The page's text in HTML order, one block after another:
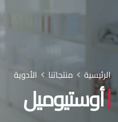
أوستيوميل
الرئيسية منتجاتنا الأدوية